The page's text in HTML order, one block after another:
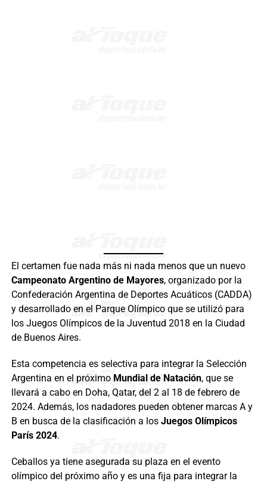
El certamen fue nada más ni nada menos que un nuevo
Campeonato Argentino de Mayores, organizado por la
Confederación Argentina de Deportes Acuáticos (CADDA)
y desarrollado en el Parque Olímpico que se utilizó para
los Juegos Olímpicos de la Juventud 2018 en la Ciudad
de Buenos Aires.
Esta competencia es selectiva para integrar la Selección
Argentina en el próximo Mundial de Natación, que se
llevará a cabo en Doha, Qatar, del 2 al 18 de febrero de
2024. Además, los nadadores pueden obtener marcas A y
B en busca de la clasificación a los Juegos Olímpicos
París 2024.
Ceballos ya tiene asegurada su plaza en el evento
olímpico del próximo año y es una fija para integrar la